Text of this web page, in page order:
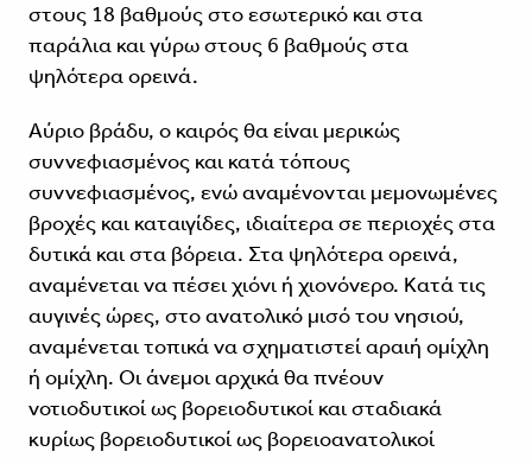
στους 18 βαθμούς στο εσωτερικό και στα
παράλια και γύρω στους 6 βαθμούς στα
ψηλότερα ορεινά.
Αύριο βράδυ, ο καιρός θα είναι μερικώς
συννεφιασμένος και κατά τόπους
συννεφιασμένος, ενώ αναμένονται μεμονωμένες
βροχές και καταιγίδες, ιδιαίτερα σε περιοχές στα
δυτικά και στα βόρεια. Στα ψηλότερα ορεινά,
αναμένεται να πέσει χιόνι ή χιονόνερο. Κατά τις
αυγινές ώρες, στο ανατολικό μισό του νησιού,
αναμένεται τοπικά να σχηματιστεί αραιή ομίχλη
ή ομίχλη. Οι άνεμοι αρχικά θα πνέουν
νοτιοδυτικοί ως βορειοδυτικοί και σταδιακά
κυρίως βορειοδυτικοί ως βορειοανατολικοί